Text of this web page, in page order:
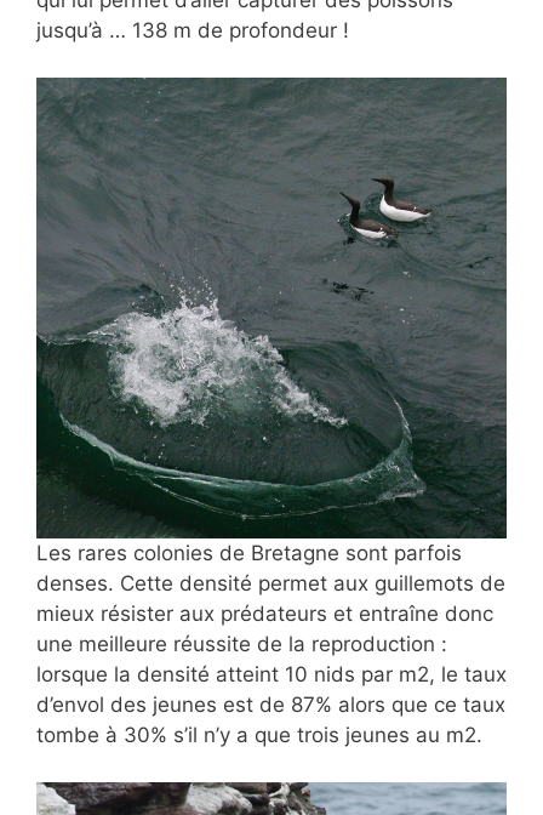
jusqu’à … 138 m de profondeur !
Les rares colonies de Bretagne sont parfois
denses. Cette densité permet aux guillemots de
mieux résister aux prédateurs et entraîne donc
une meilleure réussite de la reproduction :
lorsque la densité atteint 10 nids par m2, le taux
d’envol des jeunes est de 87% alors que ce taux
tombe à 30% s’il n’y a que trois jeunes au m2.